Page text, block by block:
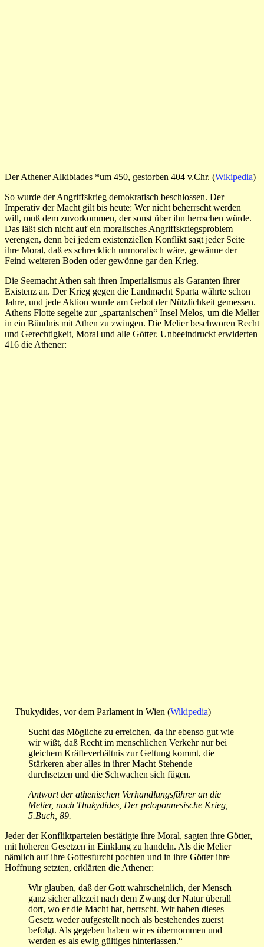
Der Athener Alkibiades *um 450, gestorben 404 v.Chr. (Wikipedia)
So wurde der Angriffskrieg demokratisch beschlossen. Der
Imperativ der Macht gilt bis heute: Wer nicht beherrscht werden
will, muß dem zuvorkommen, der sonst über ihn herrschen würde.
Das läßt sich nicht auf ein moralisches Angriffskriegsproblem
verengen, denn bei jedem existenziellen Konflikt sagt jeder Seite
ihre Moral, daß es schrecklich unmoralisch wäre, gewänne der
Feind weiteren Boden oder gewönne gar den Krieg.
Die Seemacht Athen sah ihren Imperialismus als Garanten ihrer
Existenz an. Der Krieg gegen die Landmacht Sparta währte schon
Jahre, und jede Aktion wurde am Gebot der Nützlichkeit gemessen.
Athens Flotte segelte zur „spartanischen“ Insel Melos, um die Melier
in ein Bündnis mit Athen zu zwingen. Die Melier beschworen Recht
und Gerechtigkeit, Moral und alle Götter. Unbeeindruckt erwiderten
416 die Athener:
Thukydides, vor dem Parlament in Wien (Wikipedia)
Sucht das Mögliche zu erreichen, da ihr ebenso gut wie
wir wißt, daß Recht im menschlichen Verkehr nur bei
gleichem Kräfteverhältnis zur Geltung kommt, die
Stärkeren aber alles in ihrer Macht Stehende
durchsetzen und die Schwachen sich fügen.
Antwort der athenischen Verhandlungsführer an die
Melier, nach Thukydides, Der peloponnesische Krieg,
5.Buch, 89.
Jeder der Konfliktparteien bestätigte ihre Moral, sagten ihre Götter,
mit höheren Gesetzen in Einklang zu handeln. Als die Melier
nämlich auf ihre Gottesfurcht pochten und in ihre Götter ihre
Hoffnung setzten, erklärten die Athener:
Wir glauben, daß der Gott wahr­scheinlich, der Mensch
ganz sicher allezeit nach dem Zwang der Na­tur überall
dort, wo er die Macht hat, herrscht. Wir ha­ben dieses
Ge­setz weder aufgestellt noch als bestehendes zuerst
be­folgt. Als gege­ben haben wir es übernommen und
werden es als ewig gül­tiges hinter­lassen.“